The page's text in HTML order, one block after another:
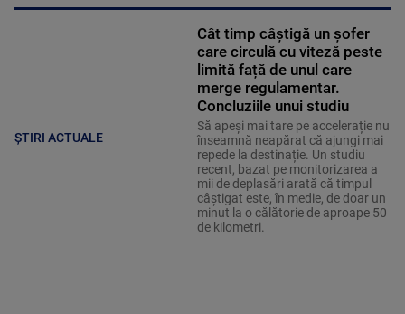
ȘTIRI ACTUALE
Cât timp câștigă un șofer
care circulă cu viteză peste
limită față de unul care
merge regulamentar.
Concluziile unui studiu
Să apeși mai tare pe accelerație nu
înseamnă neapărat că ajungi mai
repede la destinație. Un studiu
recent, bazat pe monitorizarea a
mii de deplasări arată că timpul
câștigat este, în medie, de doar un
minut la o călătorie de aproape 50
de kilometri.